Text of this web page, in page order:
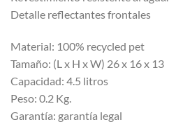
Detalle reflectantes frontales
Material: 100% recycled pet
Tamaño: (L x H x W) 26 x 16 x 13
Capacidad: 4.5 litros
Peso: 0.2 Kg.
Garantía: garantía legal